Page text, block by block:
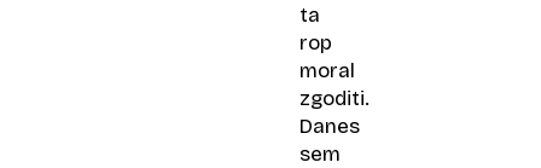
ta
rop
moral
zgoditi.
Danes
sem